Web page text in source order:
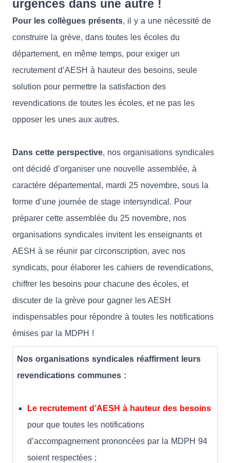
urgences dans une autre !
Pour les collègues présents, il y a une nécessité de
construire la grève, dans toutes les écoles du
département, en même temps, pour exiger un
recrutement d’AESH à hauteur des besoins, seule
solution pour permettre la satisfaction des
revendications de toutes les écoles, et ne pas les
opposer les unes aux autres.
Dans cette perspective, nos organisations syndicales
ont décidé d’organiser une nouvelle assemblée, à
caractère départemental, mardi 25 novembre, sous la
forme d’une journée de stage intersyndical. Pour
préparer cette assemblée du 25 novembre, nos
organisations syndicales invitent les enseignants et
AESH à se réunir par circonscription, avec nos
syndicats, pour élaborer les cahiers de revendications,
chiffrer les besoins pour chacune des écoles, et
discuter de la grève pour gagner les AESH
indispensables pour répondre à toutes les notifications
émises par la MDPH !
Nos organisations syndicales réaffirment leurs
revendications communes :
Le recrutement d’AESH à hauteur des besoins
pour que toutes les notifications
d’accompagnement prononcées par la MDPH 94
soient respectées ;